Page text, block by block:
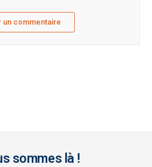
un commentaire
sommes là !